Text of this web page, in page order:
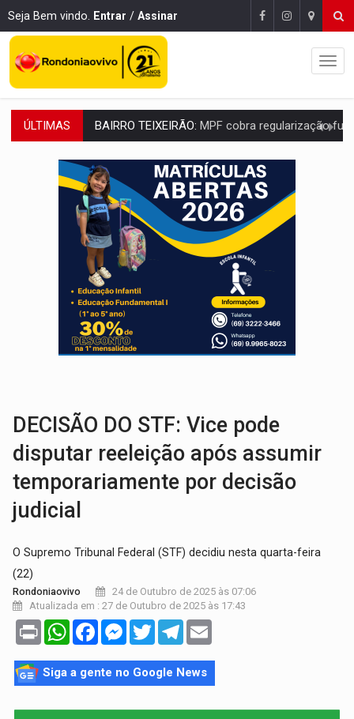
Seja Bem vindo. Entrar / Assinar
ÚLTIMAS SUCESSO NA ABERTURA:2ª Feira Rondônia Empreendedora segue no Espaço
REESTRUTURAÇÃO:Secretário da Seinfra de Porto Velho pede
SAÚDE INDÍGENA: Pirahã terão consultas e exames especializados durante
ECONOMIA: Dia dos pais deve movimentar R$ 8,5 bilhões e RO
DIA DOS PAIS: Bailarina da Praça organiza celebração gratuita
VÍDEO: Perseguição a embarcação no rio Madeira termina com
MEGA SENA: Prêmio acumula para R$ 165
Publicação Legal: AVISO DE LICITAÇÃO: PREGÃO ELETRÔNICO Nº
DECISÃO DO STF: Vice pode
disputar reeleição após assumir
temporariamente por decisão
judicial
O Supremo Tribunal Federal (STF) decidiu nesta quarta-feira
(22)
Rondoniaovivo
24 de Outubro de 2025 às 07:06
Atualizada em : 27 de Outubro de 2025 às 17:43
Print WhatsAppFacebookMessenger
TwitterTelegram
Siga a gente no Google News